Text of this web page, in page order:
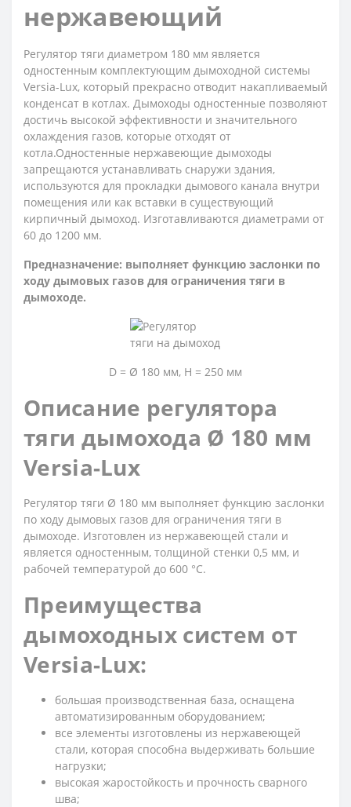
нержавеющий
Регулятор тяги диаметром 180 мм является
одностенным комплектующим дымоходной системы
Versia-Lux, который прекрасно отводит накапливаемый
конденсат в котлах. Дымоходы одностенные позволяют
достичь высокой эффективности и значительного
охлаждения газов, которые отходят от
котла.Одностенные нержавеющие дымоходы
запрещаются устанавливать снаружи здания,
используются для прокладки дымового канала внутри
помещения или как вставки в существующий
кирпичный дымоход. Изготавливаются диаметрами от
60 до 1200 мм.
Предназначение: выполняет функцию заслонки по
ходу дымовых газов для ограничения тяги в
дымоходе.
D = Ø 180 мм, H = 250 мм
Описание регулятора
тяги дымохода Ø 180 мм
Versia-Lux
Регулятор тяги Ø 180 мм выполняет функцию заслонки
по ходу дымовых газов для ограничения тяги в
дымоходе. Изготовлен из нержавеющей стали и
является одностенным, толщиной стенки 0,5 мм, и
рабочей температурой до 600 °С.
Преимущества
дымоходных систем от
Versia-Lux:
большая производственная база, оснащена
автоматизированным оборудованием;
все элементы изготовлены из нержавеющей
стали, которая способна выдерживать большие
нагрузки;
высокая жаростойкость и прочность сварного
шва;